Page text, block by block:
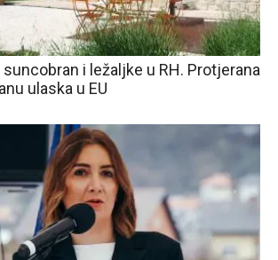
i ležaljke u RH. Protjerana
ulaska u EU